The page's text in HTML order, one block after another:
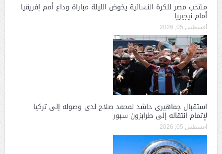
منتخب مصر للكرة النسائية يخوض الليلة مباراة وداع أمم إفريقيا
أمام نيجيريا
أغسطس 05, 2026
استقبال جماهيرى حاشد لمحمد صلاح لدى وصوله إلى تركيا
لإتمام انتقاله إلى طرابزون سبور
أغسطس 05, 2026